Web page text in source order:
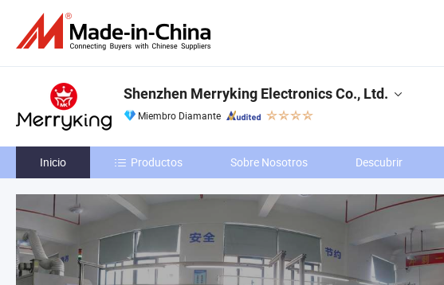
Shenzhen Merryking Electronics Co., Ltd.
Miembro Diamante
Inicio Productos Sobre Nosotros Descubrir